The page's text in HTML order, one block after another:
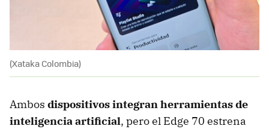
(Xataka Colombia)
Ambos dispositivos integran herramientas de
inteligencia artificial, pero el Edge 70 estrena